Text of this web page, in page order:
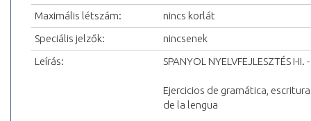
Maximális létszám:
nincs korlát
Speciális jelzők:
nincsenek
Leírás:
SPANYOL NYELVFEJLESZTÉS I-II.
Ejercicios de gramática,
de la lengua